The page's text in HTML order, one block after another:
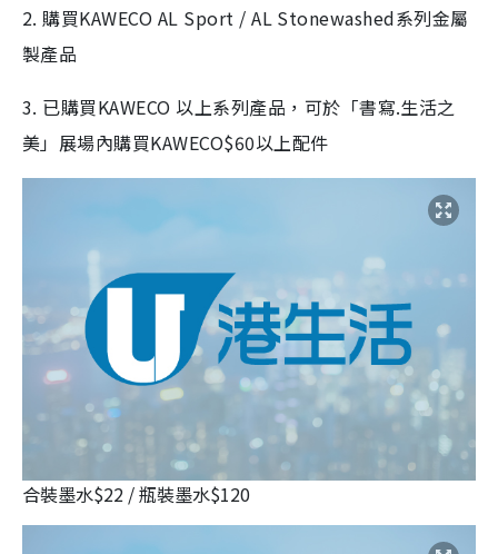
2. 購買KAWECO AL Sport / AL Stonewashed系列金屬
製產品
3. 已購買KAWECO 以上系列產品，可於「書寫.生活之
美」展場內購買KAWECO$60以上配件
合裝墨水$22 / 瓶裝墨水$120